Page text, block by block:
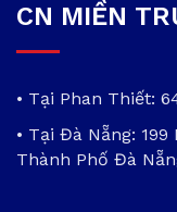
CN MIỀN
• Tại Phan Thiết:
• Tại Đà Nẵng:
Thành Phố Đà